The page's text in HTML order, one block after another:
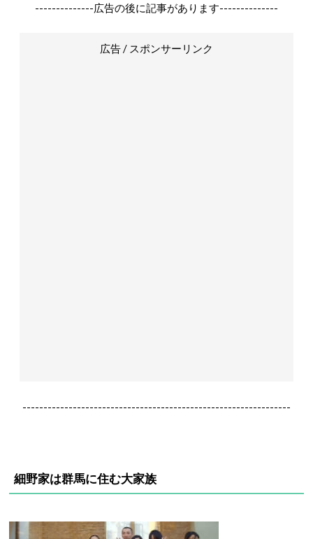
--------------広告の後に記事があります--------------
広告 / スポンサーリンク
----------------------------------------------------------------
細野家は群馬に住む大家族